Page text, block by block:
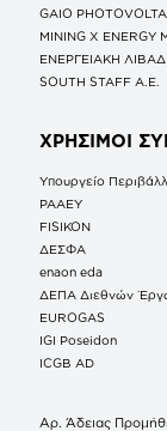
GAIO
MINING X
ΕΝΕΡΓΕΙΑΚΗ
SOUTH STAFF Α.Ε.
ΧΡΗΣΙΜΟΙ
Υπουργείο
ΡΑΑΕΥ
FISIKON
ΔΕΣΦΑ
enaon eda
ΔΕΠΑ Διεθνών
EUROGAS
IGI Poseidon
ICGB AD
Αρ. Άδειας